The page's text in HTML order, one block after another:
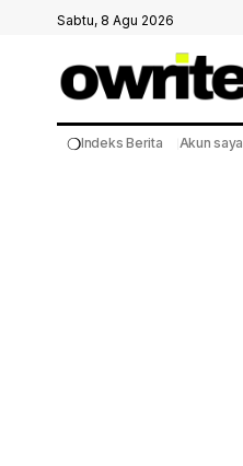
Sabtu, 8 Agu 2026
❍Indeks Berita Akun saya